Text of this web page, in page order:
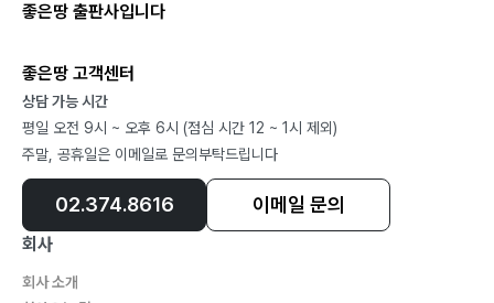
좋은땅 출판사입니다
좋은땅 고객센터
상담 가능 시간
평일 오전 9시 ~ 오후 6시 (점심 시간 12 ~ 1시 제외)
주말, 공휴일은 이메일로 문의부탁드립니다
02.374.8616 이메일 문의
회사
회사 소개